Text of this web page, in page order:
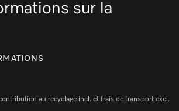
sur la
au recyclage incl. et frais de transport excl.